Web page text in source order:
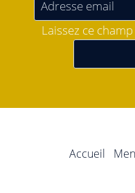
Laissez ce
Accueil